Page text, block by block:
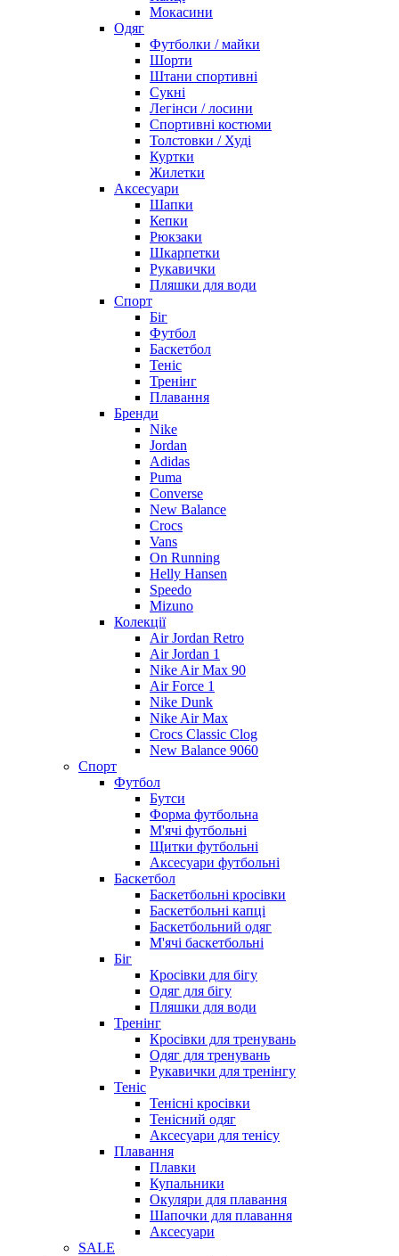
Мокасини
Одяг
Футболки / майки
Шорти
Штани спортивні
Сукні
Легінси / лосини
Спортивні костюми
Толстовки / Худі
Куртки
Жилетки
Аксесуари
Шапки
Кепки
Рюкзаки
Шкарпетки
Рукавички
Пляшки для води
Спорт
Біг
Футбол
Баскетбол
Теніс
Тренінг
Плавання
Бренди
Nike
Jordan
Adidas
Puma
Converse
New Balance
Crocs
Vans
On Running
Helly Hansen
Speedo
Mizuno
Колекції
Air Jordan Retro
Air Jordan 1
Nike Air Max 90
Air Force 1
Nike Dunk
Nike Air Max
Crocs Classic Clog
New Balance 9060
Спорт
Футбол
Бутси
Форма футбольна
М'ячі футбольні
Щитки футбольні
Аксесуари футбольні
Баскетбол
Баскетбольні кросівки
Баскетбольні капці
Баскетбольний одяг
М'ячі баскетбольні
Біг
Кросівки для бігу
Одяг для бігу
Пляшки для води
Тренінг
Кросівки для тренувань
Одяг для тренувань
Рукавички для тренінгу
Теніс
Тенісні кросівки
Тенісний одяг
Аксесуари для тенісу
Плавання
Плавки
Купальники
Окуляри для плавання
Шапочки для плавання
Аксесуари
SALE